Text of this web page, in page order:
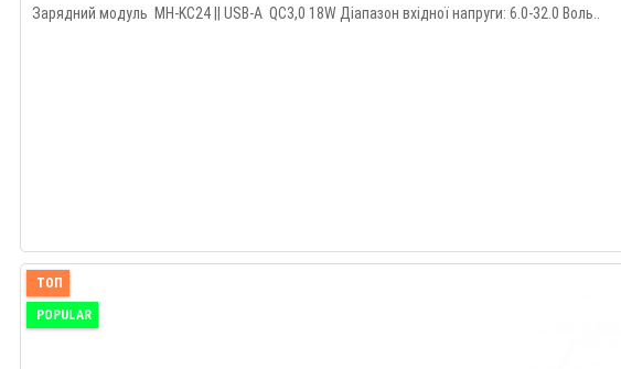
Зарядний модуль MH-KC24 || USB-A QC3,0 18W Діапазон вхідної напруги: 6.0-32.0 Воль..
ТОП
POPULAR